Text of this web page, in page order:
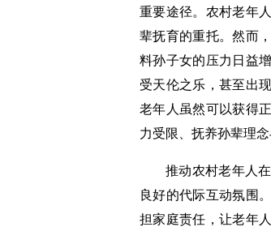
重要途径。农村老年
辈抚育的重托。然而
料孙子女的压力日益
受天伦之乐，甚至出
老年人虽然可以获得
力受限、抚养孙辈理
推动农村老年人
良好的代际互动氛围
担家庭责任，让老年